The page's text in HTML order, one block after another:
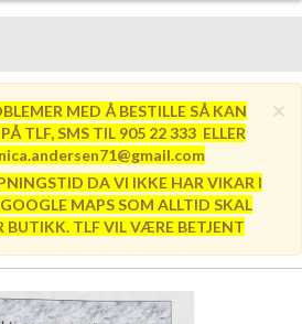
×
MED Å BESTILLE SÅ KAN
TLF, SMS TIL 905 22 333 ELLER
DA VI IKKE HAR VIKAR I
MAPS SOM ALLTID SKAL
BUTIKK. TLF VIL VÆRE BETJENT